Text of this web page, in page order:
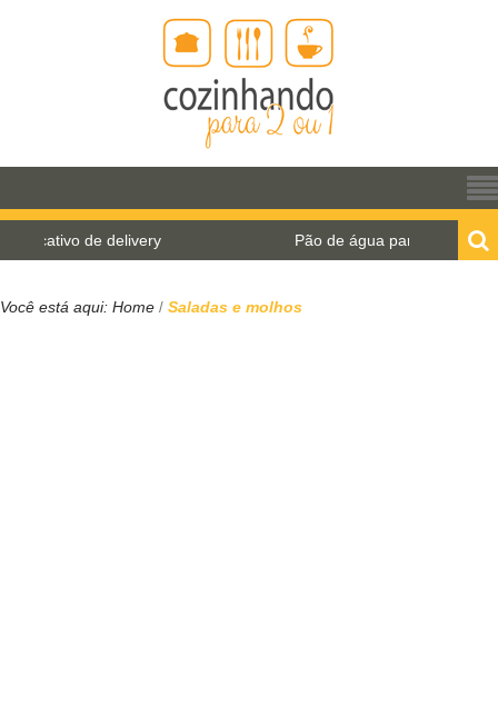
Pão de água para o World Bread Day 2021
Você está aqui: Home / Saladas e molhos